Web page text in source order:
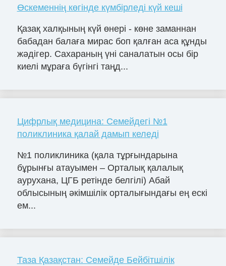
Өскеменнің көгінде күмбірледі күй кеші
Қазақ халқының күй өнері - көне заманнан
бабадан балаға мирас боп қалған аса құнды
жәдігер. Сахараның үні саналатын осы бір
киелі мұраға бүгінгі таңд...
Цифрлық медицина: Семейдегі №1
поликлиника қалай дамып келеді
№1 поликлиника (қала тұрғындарына
бұрынғы атауымен – Орталық қалалық
аурухана, ЦГБ ретінде белгілі) Абай
облысының әкімшілік орталығындағы ең ескі
ем...
Таза Қазақстан: Семейде Бейбітшілік